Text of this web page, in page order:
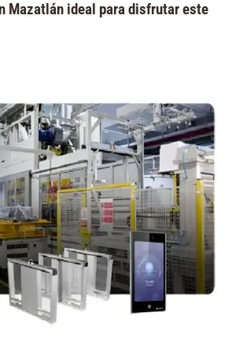
Mazatlán ideal para disfrutar este